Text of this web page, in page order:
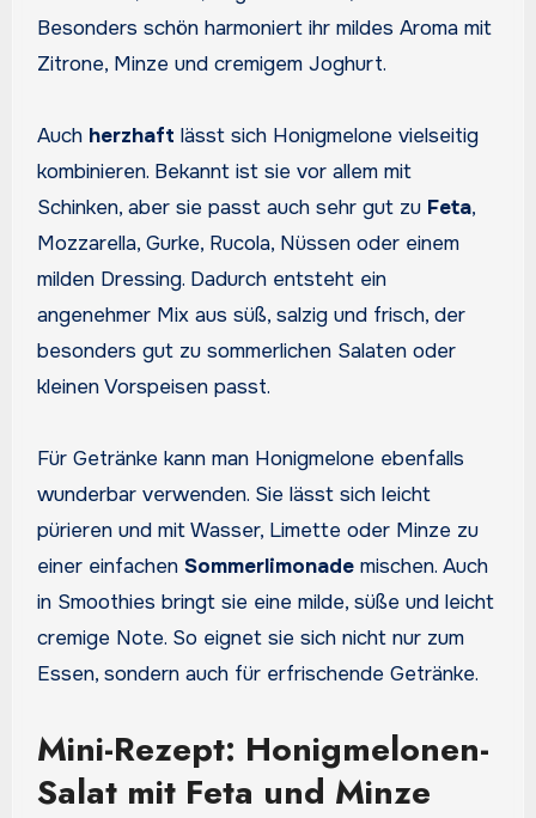
Besonders schön harmoniert ihr mildes Aroma mit
Zitrone, Minze und cremigem Joghurt.
Auch herzhaft lässt sich Honigmelone vielseitig
kombinieren. Bekannt ist sie vor allem mit
Schinken, aber sie passt auch sehr gut zu Feta,
Mozzarella, Gurke, Rucola, Nüssen oder einem
milden Dressing. Dadurch entsteht ein
angenehmer Mix aus süß, salzig und frisch, der
besonders gut zu sommerlichen Salaten oder
kleinen Vorspeisen passt.
Für Getränke kann man Honigmelone ebenfalls
wunderbar verwenden. Sie lässt sich leicht
pürieren und mit Wasser, Limette oder Minze zu
einer einfachen Sommerlimonademischen. Auch
in Smoothies bringt sie eine milde, süße und leicht
cremige Note. So eignet sie sich nicht nur zum
Essen, sondern auch für erfrischende Getränke.
Mini-Rezept: Honigmelonen-
Salat mit Feta und Minze